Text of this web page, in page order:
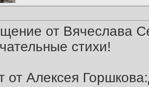
от Вячеслава
стихи!
от Алексея